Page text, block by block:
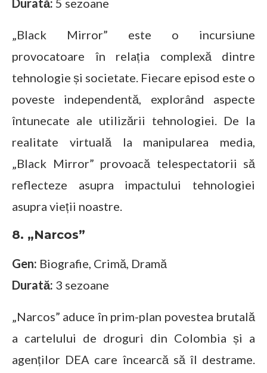
Durată: 5 sezoane
„Black Mirror” este o incursiune
provocatoare în relația complexă dintre
tehnologie și societate. Fiecare episod este o
poveste independentă, explorând aspecte
întunecate ale utilizării tehnologiei. De la
realitate virtuală la manipularea media,
„Black Mirror” provoacă telespectatorii să
reflecteze asupra impactului tehnologiei
asupra vieții noastre.
8. „Narcos”
Gen: Biografie, Crimă, Dramă
Durată: 3 sezoane
„Narcos” aduce în prim-plan povestea brutală
a cartelului de droguri din Colombia și a
agenților DEA care încearcă să îl destrame.